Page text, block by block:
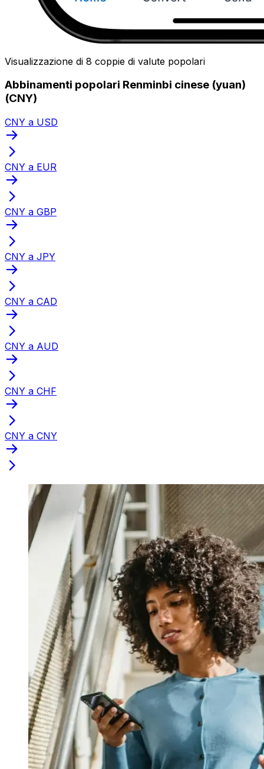
Visualizzazione di 8 coppie di valute popolari
Abbinamenti popolari Renminbi cinese (yuan)
(CNY)
CNY a USD
CNY a EUR
CNY a GBP
CNY a JPY
CNY a CAD
CNY a AUD
CNY a CHF
CNY a CNY